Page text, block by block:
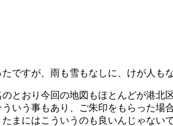
ですが、雨も雪もなしに、けが人も
おり今回の地図もほとんどが港北
いう事もあり、ご朱印をもらった
まにはこういうのも良いんじゃな